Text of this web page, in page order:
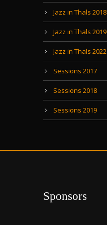
Jazz in Thals 2018
Jazz in Thals 2019
Jazz in Thals 2022
Sessions 2017
Sessions 2018
Sessions 2019
Sponsors